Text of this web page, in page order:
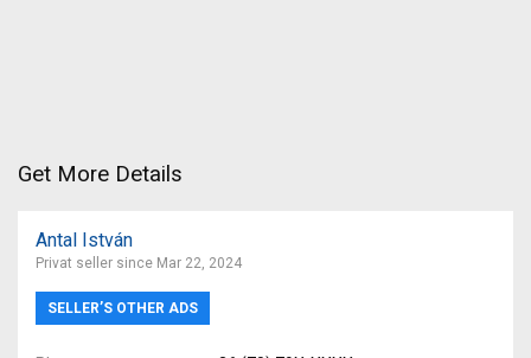
Get More Details
Antal István
Privat seller since Mar 22, 2024
SELLER’S OTHER ADS